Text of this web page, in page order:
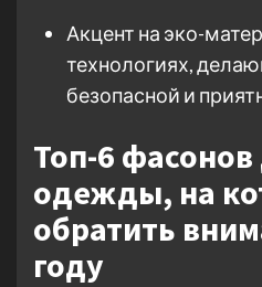
Акцент на эко-
технологиях,
безопасной и
Топ-6 фасонов
одежды, на
обратить
году